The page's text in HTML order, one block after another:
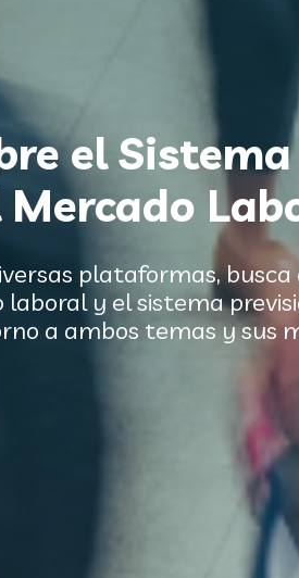
el Sistema
plataformas,
y el sistema
a ambos temas y sus